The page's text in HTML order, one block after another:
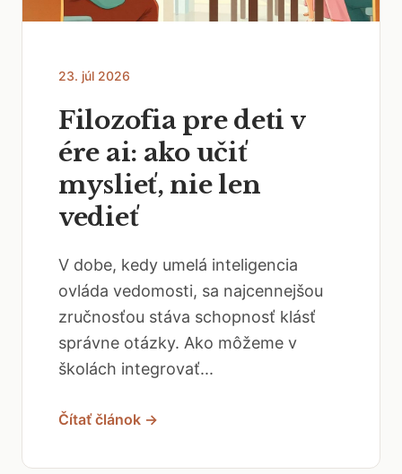
23. júl 2026
Filozofia pre deti v
ére ai: ako učiť
myslieť, nie len
vedieť
V dobe, kedy umelá inteligencia
ovláda vedomosti, sa najcennejšou
zručnosťou stáva schopnosť klásť
správne otázky. Ako môžeme v
školách integrovať...
Čítať článok →